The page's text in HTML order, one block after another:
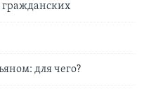
гражданских
для чего?